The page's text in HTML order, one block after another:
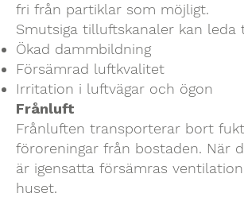
fri från partiklar som möjligt.
Smutsiga tilluftskanaler kan leda
Ökad dammbildning
Försämrad luftkvalitet
Irritation i luftvägar och ögon
Frånluft
Frånluften transporterar bort
föroreningar från bostaden. När
är igensatta försämras
huset.